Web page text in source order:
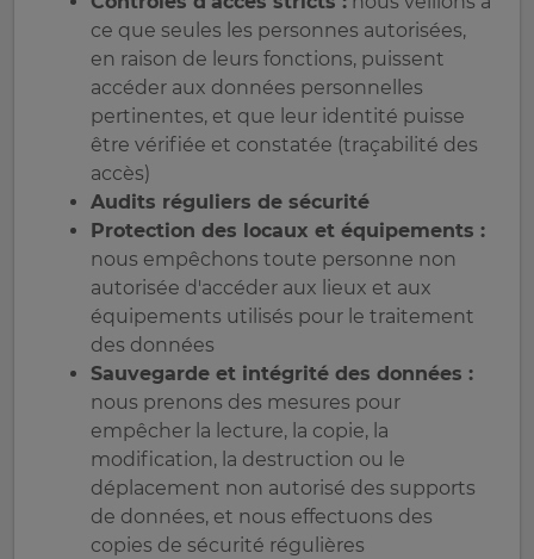
ce que seules les personnes autorisées,
en raison de leurs fonctions, puissent
accéder aux données personnelles
pertinentes, et que leur identité puisse
être vérifiée et constatée (traçabilité des
accès)
Audits réguliers de sécurité
Protection des locaux et équipements :
nous empêchons toute personne non
autorisée d'accéder aux lieux et aux
équipements utilisés pour le traitement
des données
Sauvegarde et intégrité des données :
nous prenons des mesures pour
empêcher la lecture, la copie, la
modification, la destruction ou le
déplacement non autorisé des supports
de données, et nous effectuons des
copies de sécurité régulières